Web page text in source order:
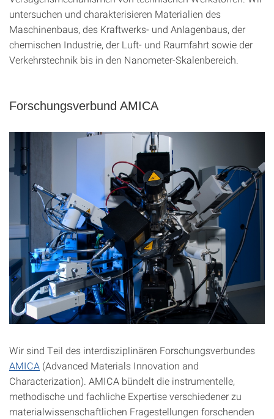
untersuchen und charakterisieren Materialien des
Maschinenbaus, des Kraftwerks- und Anlagenbaus, der
chemischen Industrie, der Luft- und Raumfahrt sowie der
Verkehrstechnik bis in den Nanometer-Skalenbereich.
Forschungsverbund AMICA
Wir sind Teil des interdisziplinären Forschungsverbundes
AMICA (Advanced Materials Innovation and
Characterization). AMICA bündelt die instrumentelle,
methodische und fachliche Expertise verschiedener zu
materialwissenschaftlichen Fragestellungen forschenden